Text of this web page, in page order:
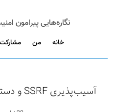
نگاره‌هایی پیرامون
خانه من مشارکت
آسیب‌پذیری SSRF و دسترسی به اطلاعات AWS